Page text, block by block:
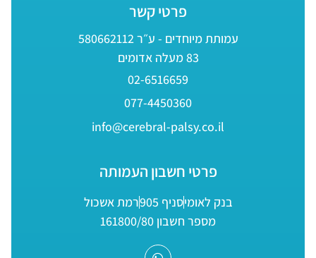
פרטי קשר
עמותת מיוחדים - ע״ר 580662112
83 מעלה אדומים
02-6516659
077-4450360
info@cerebral-palsy.co.il
פרטי חשבון העמותה
בנק לאומיסניף 905
רמת אשכול
מספר חשבון 161800/80